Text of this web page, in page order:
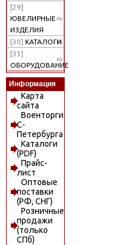
[29]
ЮВЕЛИРНЫЕ
ИЗДЕЛИЯ
[30] КАТАЛОГИ
[33]
ОБОРУДОВАНИЕ
Информация
Карта
сайта
Военторги
С-
Петербурга
Каталоги
(PDF)
Прайс-
лист
Оптовые
поставки
(РФ, СНГ)
Розничные
продажи
(только
СПб)